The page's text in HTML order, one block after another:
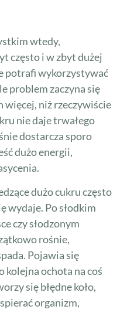
wtedy,
często i w zbyt dużej
potrafi wykorzystywać
problem zaczyna się
więcej, niż rzeczywiście
nie daje trwałego
dostarcza sporo
dużo energii,
dużo cukru często
wydaje. Po słodkim
czy słodzonym
rośnie,
Pojawia się
kolejna ochota na coś
się błędne koło,
organizm,